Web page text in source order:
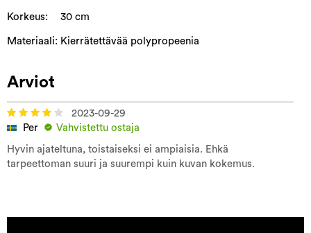
Korkeus: 30 cm
Materiaali: Kierrätettävää polypropeenia
Arviot
2023-09-29
Per
Vahvistettu ostaja
Hyvin ajateltuna, toistaiseksi ei ampiaisia. Ehkä
tarpeettoman suuri ja suurempi kuin kuvan kokemus.